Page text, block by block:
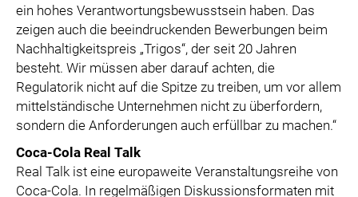
ein hohes Verantwortungsbewusstsein haben. Das
zeigen auch die beeindruckenden Bewerbungen beim
Nachhaltigkeitspreis „Trigos“, der seit 20 Jahren
besteht. Wir müssen aber darauf achten, die
Regulatorik nicht auf die Spitze zu treiben, um vor allem
mittelständische Unternehmen nicht zu überfordern,
sondern die Anforderungen auch erfüllbar zu machen.“
Coca-Cola Real Talk
Real Talk ist eine europaweite Veranstaltungsreihe von
Coca-Cola. In regelmäßigen Diskussionsformaten mit